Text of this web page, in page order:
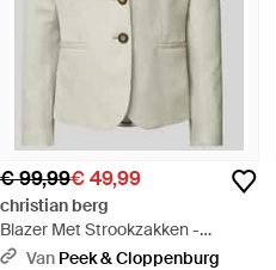
€ 99,99€ 49,99
christian berg
Blazer Met Strookzakken -
Naturel
Van Peek & Cloppenburg